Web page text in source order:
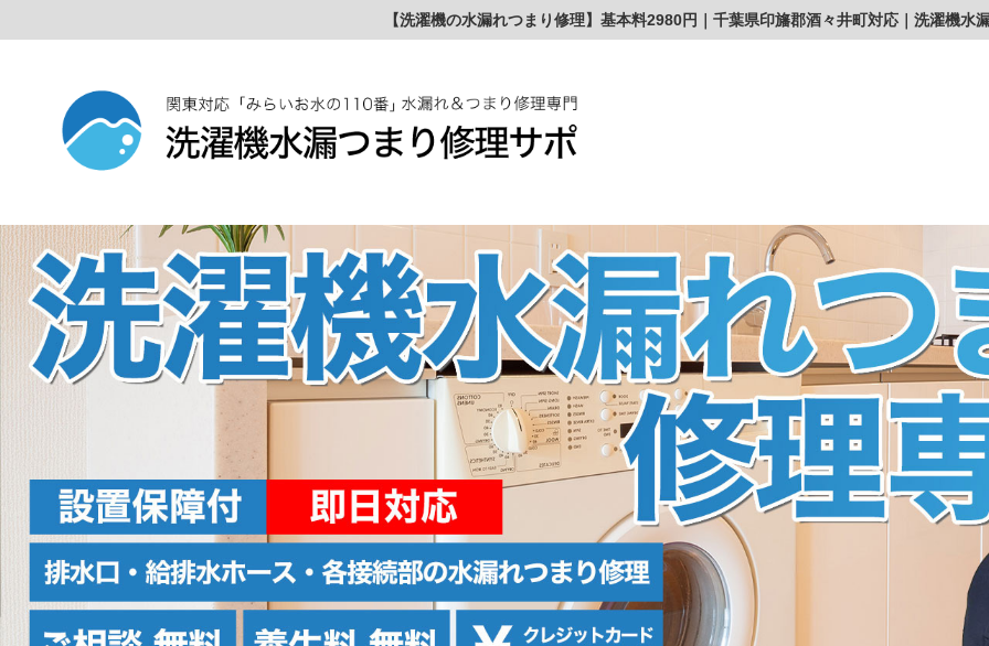
【洗濯機の水漏れつまり修理】基本料2980円｜千葉県印旛郡酒々井町対応｜洗濯機水